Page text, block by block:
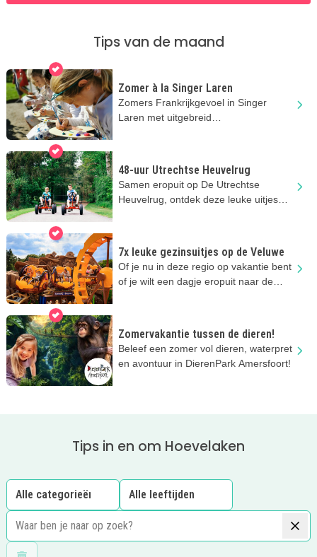
Tips van de maand
Zomer à la Singer Laren
Zomers Frankrijkgevoel in Singer
Laren met uitgebreid
48-uur Utrechtse Heuvelrug
Samen eropuit op De Utrechtse
Heuvelrug, ontdek deze leuke uitjes
7x leuke gezinsuitjes op de Veluwe
Of je nu in deze regio op vakantie bent
of je wilt een dagje eropuit naar de
Zomervakantie tussen de dieren!
Beleef een zomer vol dieren, waterpret
en avontuur in DierenPark Amersfoort!
Tips in en om Hoevelaken